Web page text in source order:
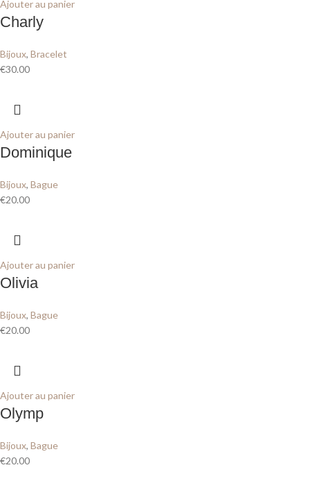
Ajouter au panier
Charly
Bijoux, Bracelet
€30.00
Ajouter au panier
Dominique
Bijoux, Bague
€20.00
Ajouter au panier
Olivia
Bijoux, Bague
€20.00
Ajouter au panier
Olymp
Bijoux, Bague
€20.00